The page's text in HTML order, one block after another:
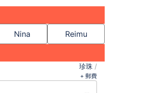
Nina
Reimu
珍珠 /
+ 郵費